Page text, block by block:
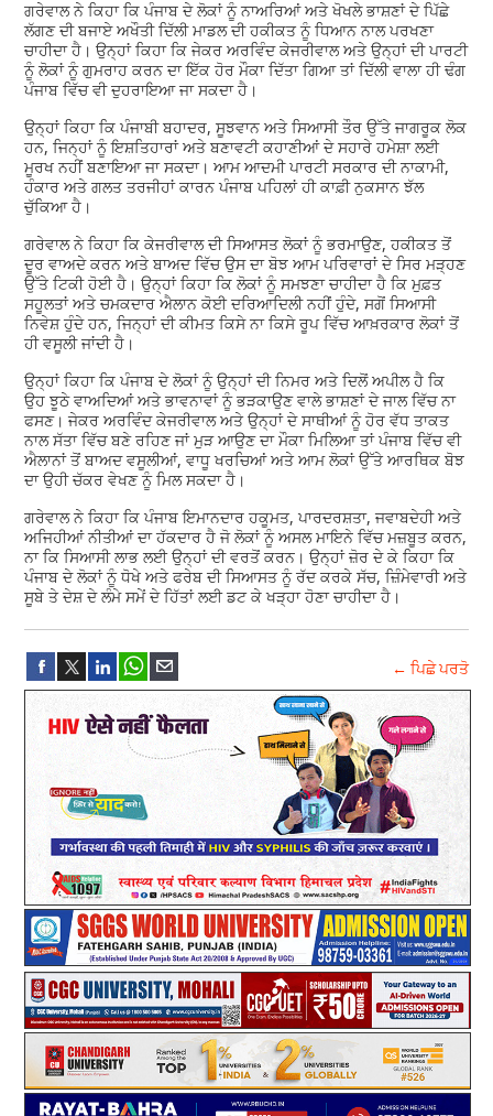
ਗਰੇਵਾਲ ਨੇ ਕਿਹਾ ਕਿ ਪੰਜਾਬ ਦੇ ਲੋਕਾਂ ਨੂੰ ਨਾਅਰਿਆਂ ਅਤੇ ਖੋਖਲੇ ਭਾਸ਼ਣਾਂ ਦੇ ਪਿੱਛੇ
ਲੱਗਣ ਦੀ ਬਜਾਏ ਅਖੌਤੀ ਦਿੱਲੀ ਮਾਡਲ ਦੀ ਹਕੀਕਤ ਨੂੰ ਧਿਆਨ ਨਾਲ ਪਰਖਣਾ
ਚਾਹੀਦਾ ਹੈ। ਉਨ੍ਹਾਂ ਕਿਹਾ ਕਿ ਜੇਕਰ ਅਰਵਿੰਦ ਕੇਜਰੀਵਾਲ ਅਤੇ ਉਨ੍ਹਾਂ ਦੀ ਪਾਰਟੀ
ਨੂੰ ਲੋਕਾਂ ਨੂੰ ਗੁਮਰਾਹ ਕਰਨ ਦਾ ਇੱਕ ਹੋਰ ਮੌਕਾ ਦਿੱਤਾ ਗਿਆ ਤਾਂ ਦਿੱਲੀ ਵਾਲਾ ਹੀ ਢੰਗ
ਪੰਜਾਬ ਵਿੱਚ ਵੀ ਦੁਹਰਾਇਆ ਜਾ ਸਕਦਾ ਹੈ।
ਉਨ੍ਹਾਂ ਕਿਹਾ ਕਿ ਪੰਜਾਬੀ ਬਹਾਦਰ, ਸੂਝਵਾਨ ਅਤੇ ਸਿਆਸੀ ਤੌਰ ਉੱਤੇ ਜਾਗਰੂਕ ਲੋਕ
ਹਨ, ਜਿਨ੍ਹਾਂ ਨੂੰ ਇਸ਼ਤਿਹਾਰਾਂ ਅਤੇ ਬਣਾਵਟੀ ਕਹਾਣੀਆਂ ਦੇ ਸਹਾਰੇ ਹਮੇਸ਼ਾ ਲਈ
ਮੂਰਖ ਨਹੀਂ ਬਣਾਇਆ ਜਾ ਸਕਦਾ। ਆਮ ਆਦਮੀ ਪਾਰਟੀ ਸਰਕਾਰ ਦੀ ਨਾਕਾਮੀ,
ਹੰਕਾਰ ਅਤੇ ਗਲਤ ਤਰਜੀਹਾਂ ਕਾਰਨ ਪੰਜਾਬ ਪਹਿਲਾਂ ਹੀ ਕਾਫ਼ੀ ਨੁਕਸਾਨ ਝੱਲ
ਚੁੱਕਿਆ ਹੈ।
ਗਰੇਵਾਲ ਨੇ ਕਿਹਾ ਕਿ ਕੇਜਰੀਵਾਲ ਦੀ ਸਿਆਸਤ ਲੋਕਾਂ ਨੂੰ ਭਰਮਾਉਣ, ਹਕੀਕਤ ਤੋਂ
ਦੂਰ ਵਾਅਦੇ ਕਰਨ ਅਤੇ ਬਾਅਦ ਵਿੱਚ ਉਸ ਦਾ ਬੋਝ ਆਮ ਪਰਿਵਾਰਾਂ ਦੇ ਸਿਰ ਮੜ੍ਹਣ
ਉੱਤੇ ਟਿਕੀ ਹੋਈ ਹੈ। ਉਨ੍ਹਾਂ ਕਿਹਾ ਕਿ ਲੋਕਾਂ ਨੂੰ ਸਮਝਣਾ ਚਾਹੀਦਾ ਹੈ ਕਿ ਮੁਫ਼ਤ
ਸਹੂਲਤਾਂ ਅਤੇ ਚਮਕਦਾਰ ਐਲਾਨ ਕੋਈ ਦਰਿਆਦਿਲੀ ਨਹੀਂ ਹੁੰਦੇ, ਸਗੋਂ ਸਿਆਸੀ
ਨਿਵੇਸ਼ ਹੁੰਦੇ ਹਨ, ਜਿਨ੍ਹਾਂ ਦੀ ਕੀਮਤ ਕਿਸੇ ਨਾ ਕਿਸੇ ਰੂਪ ਵਿੱਚ ਆਖ਼ਰਕਾਰ ਲੋਕਾਂ ਤੋਂ
ਹੀ ਵਸੂਲੀ ਜਾਂਦੀ ਹੈ।
ਉਨ੍ਹਾਂ ਕਿਹਾ ਕਿ ਪੰਜਾਬ ਦੇ ਲੋਕਾਂ ਨੂੰ ਉਨ੍ਹਾਂ ਦੀ ਨਿਮਰ ਅਤੇ ਦਿਲੋਂ ਅਪੀਲ ਹੈ ਕਿ
ਉਹ ਝੂਠੇ ਵਾਅਦਿਆਂ ਅਤੇ ਭਾਵਨਾਵਾਂ ਨੂੰ ਭੜਕਾਉਣ ਵਾਲੇ ਭਾਸ਼ਣਾਂ ਦੇ ਜਾਲ ਵਿੱਚ ਨਾ
ਫਸਣ। ਜੇਕਰ ਅਰਵਿੰਦ ਕੇਜਰੀਵਾਲ ਅਤੇ ਉਨ੍ਹਾਂ ਦੇ ਸਾਥੀਆਂ ਨੂੰ ਹੋਰ ਵੱਧ ਤਾਕਤ
ਨਾਲ ਸੱਤਾ ਵਿੱਚ ਬਣੇ ਰਹਿਣ ਜਾਂ ਮੁੜ ਆਉਣ ਦਾ ਮੌਕਾ ਮਿਲਿਆ ਤਾਂ ਪੰਜਾਬ ਵਿੱਚ ਵੀ
ਐਲਾਨਾਂ ਤੋਂ ਬਾਅਦ ਵਸੂਲੀਆਂ, ਵਾਧੂ ਖਰਚਿਆਂ ਅਤੇ ਆਮ ਲੋਕਾਂ ਉੱਤੇ ਆਰਥਿਕ ਬੋਝ
ਦਾ ਉਹੀ ਚੱਕਰ ਵੇਖਣ ਨੂੰ ਮਿਲ ਸਕਦਾ ਹੈ।
ਗਰੇਵਾਲ ਨੇ ਕਿਹਾ ਕਿ ਪੰਜਾਬ ਇਮਾਨਦਾਰ ਹਕੂਮਤ, ਪਾਰਦਰਸ਼ਤਾ, ਜਵਾਬਦੇਹੀ ਅਤੇ
ਅਜਿਹੀਆਂ ਨੀਤੀਆਂ ਦਾ ਹੱਕਦਾਰ ਹੈ ਜੋ ਲੋਕਾਂ ਨੂੰ ਅਸਲ ਮਾਇਨੇ ਵਿੱਚ ਮਜ਼ਬੂਤ ਕਰਨ,
ਨਾ ਕਿ ਸਿਆਸੀ ਲਾਭ ਲਈ ਉਨ੍ਹਾਂ ਦੀ ਵਰਤੋਂ ਕਰਨ। ਉਨ੍ਹਾਂ ਜ਼ੋਰ ਦੇ ਕੇ ਕਿਹਾ ਕਿ
ਪੰਜਾਬ ਦੇ ਲੋਕਾਂ ਨੂੰ ਧੋਖੇ ਅਤੇ ਫਰੇਬ ਦੀ ਸਿਆਸਤ ਨੂੰ ਰੱਦ ਕਰਕੇ ਸੱਚ, ਜ਼ਿੰਮੇਵਾਰੀ ਅਤੇ
ਸੂਬੇ ਤੇ ਦੇਸ਼ ਦੇ ਲੰਮੇ ਸਮੇਂ ਦੇ ਹਿੱਤਾਂ ਲਈ ਡਟ ਕੇ ਖੜ੍ਹਾ ਹੋਣਾ ਚਾਹੀਦਾ ਹੈ।
← ਪਿਛੇ ਪਰਤੋ